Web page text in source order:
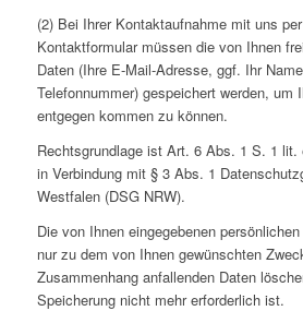
(2) Bei Ihrer Kontaktaufnahme mit uns
Kontaktformular müssen die von Ihnen
Daten (Ihre E-Mail-Adresse, ggf. Ihr
Telefonnummer) gespeichert werden, um
entgegen kommen zu können.
Rechtsgrundlage ist Art. 6 Abs. 1 S. 1 lit.
in Verbindung mit § 3 Abs. 1
Westfalen (DSG NRW).
Die von Ihnen eingegebenen
nur zu dem von Ihnen gewünschten
Zusammenhang anfallenden Daten
Speicherung nicht mehr erforderlich ist.